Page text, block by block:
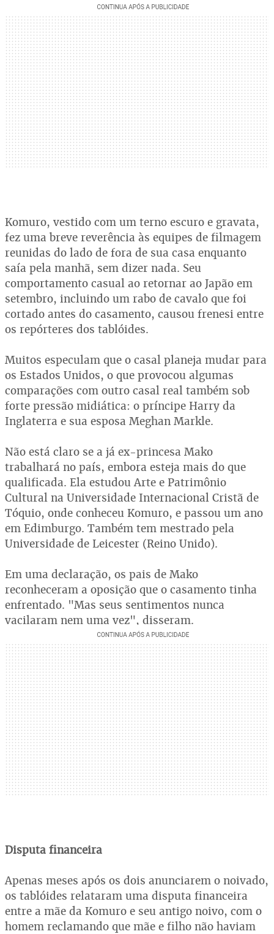
Komuro, vestido com um terno escuro e gravata,
fez uma breve reverência às equipes de filmagem
reunidas do lado de fora de sua casa enquanto
saía pela manhã, sem dizer nada. Seu
comportamento casual ao retornar ao Japão em
setembro, incluindo um rabo de cavalo que foi
cortado antes do casamento, causou frenesi entre
os repórteres dos tablóides.
Muitos especulam que o casal planeja mudar para
os Estados Unidos, o que provocou algumas
comparações com outro casal real também sob
forte pressão midiática: o príncipe Harry da
Inglaterra e sua esposa Meghan Markle.
Não está claro se a já ex-princesa Mako
trabalhará no país, embora esteja mais do que
qualificada. Ela estudou Arte e Patrimônio
Cultural na Universidade Internacional Cristã de
Tóquio, onde conheceu Komuro, e passou um ano
em Edimburgo. Também tem mestrado pela
Universidade de Leicester (Reino Unido).
Em uma declaração, os pais de Mako
reconheceram a oposição que o casamento tinha
enfrentado. "Mas seus sentimentos nunca
vacilaram nem uma vez", disseram.
Disputa financeira
Apenas meses após os dois anunciarem o noivado,
os tablóides relataram uma disputa financeira
entre a mãe da Komuro e seu antigo noivo, com o
homem reclamando que mãe e filho não haviam